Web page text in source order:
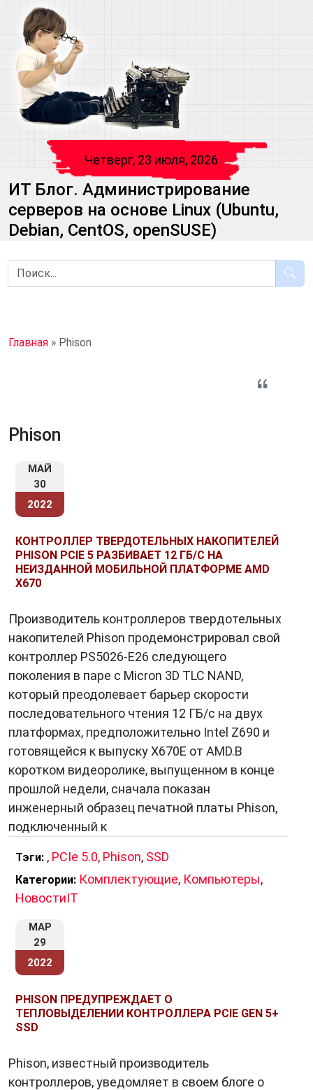
Четверг, 23 июля, 2026
ИТ Блог. Администрирование
серверов на основе Linux (Ubuntu,
Debian, CentOS, openSUSE)
Главная » Phison
Phison
МАЙ
30
2022
КОНТРОЛЛЕР ТВЕРДОТЕЛЬНЫХ НАКОПИТЕЛЕЙ
PHISON PCIE 5 РАЗБИВАЕТ 12 ГБ/С НА
НЕИЗДАННОЙ МОБИЛЬНОЙ ПЛАТФОРМЕ AMD
X670
Производитель контроллеров твердотельных
накопителей Phison продемонстрировал свой
контроллер PS5026-E26 следующего
поколения в паре с Micron 3D TLC NAND,
который преодолевает барьер скорости
последовательного чтения 12 ГБ/с на двух
платформах, предположительно Intel Z690 и
готовящейся к выпуску X670E от AMD.В
коротком видеоролике, выпущенном в конце
прошлой недели, сначала показан
инженерный образец печатной платы Phison,
подключенный к
Тэги: , PCIe 5.0, Phison, SSD
Категории: Комплектующие, Компьютеры,
НовостиIT
МАР
29
2022
PHISON ПРЕДУПРЕЖДАЕТ О
ТЕПЛОВЫДЕЛЕНИИ КОНТРОЛЛЕРА PCIE GEN 5+
SSD
Phison, известный производитель
контроллеров, уведомляет в своем блоге о